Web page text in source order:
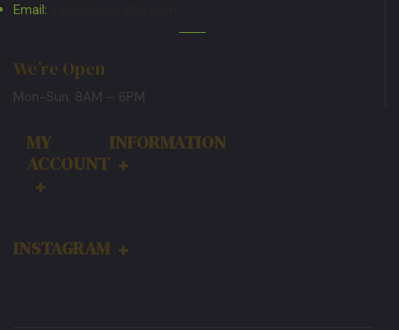
Email:
We’re Open
Mon-Sun: 8AM – 6PM
MY
ACCOUNT
INFORMATION
INSTAGRAM